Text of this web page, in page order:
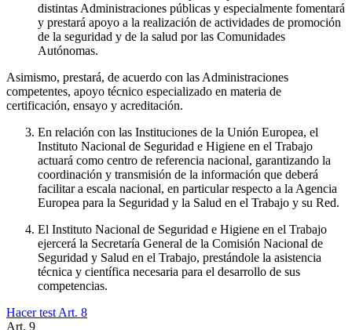
distintas Administraciones públicas y especialmente fomentará
y prestará apoyo a la realización de actividades de promoción
de la seguridad y de la salud por las Comunidades
Autónomas.
Asimismo, prestará, de acuerdo con las Administraciones
competentes, apoyo técnico especializado en materia de
certificación, ensayo y acreditación.
En relación con las Instituciones de la Unión Europea, el
Instituto Nacional de Seguridad e Higiene en el Trabajo
actuará como centro de referencia nacional, garantizando la
coordinación y transmisión de la información que deberá
facilitar a escala nacional, en particular respecto a la Agencia
Europea para la Seguridad y la Salud en el Trabajo y su Red.
El Instituto Nacional de Seguridad e Higiene en el Trabajo
ejercerá la Secretaría General de la Comisión Nacional de
Seguridad y Salud en el Trabajo, prestándole la asistencia
técnica y científica necesaria para el desarrollo de sus
competencias.
Hacer test Art. 8
Art. 9